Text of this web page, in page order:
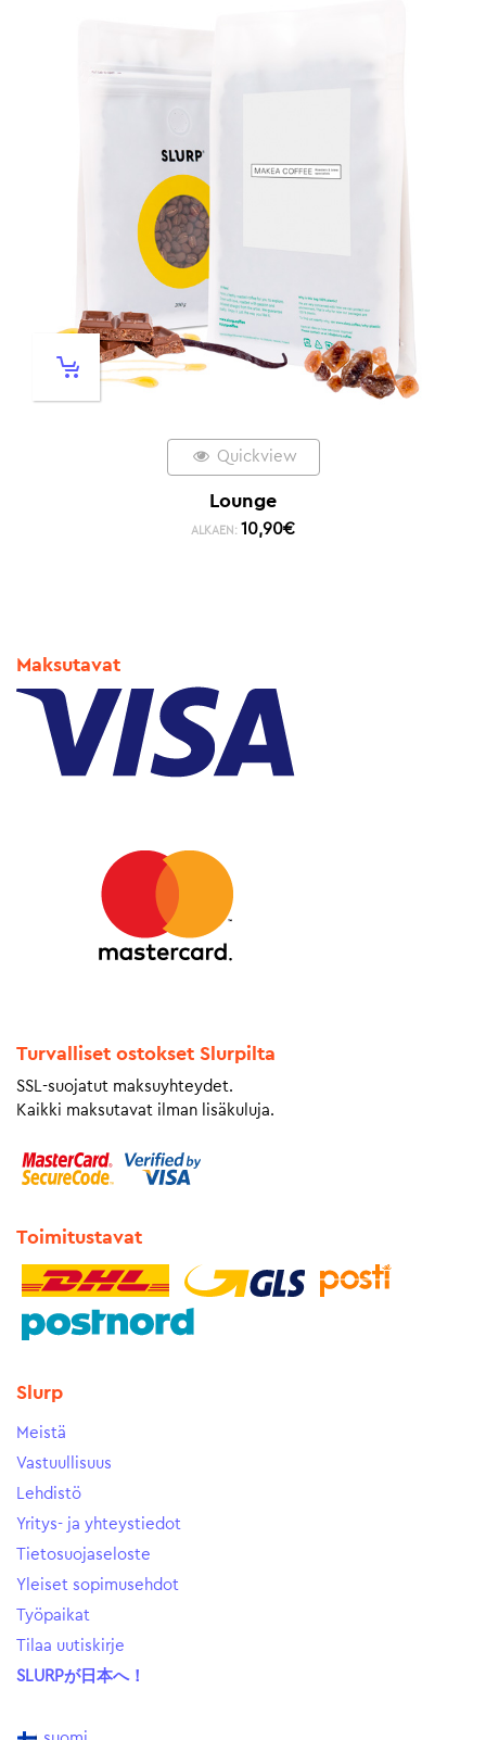
Quickview
Lounge
ALKAEN: 10,90€
Maksutavat
Turvalliset ostokset Slurpilta
SSL-suojatut maksuyhteydet.
Kaikki maksutavat ilman lisäkuluja.
Toimitustavat
Slurp
Meistä
Vastuullisuus
Lehdistö
Yritys- ja yhteystiedot
Tietosuojaseloste
Yleiset sopimusehdot
Työpaikat
Tilaa uutiskirje
SLURPが日本へ！